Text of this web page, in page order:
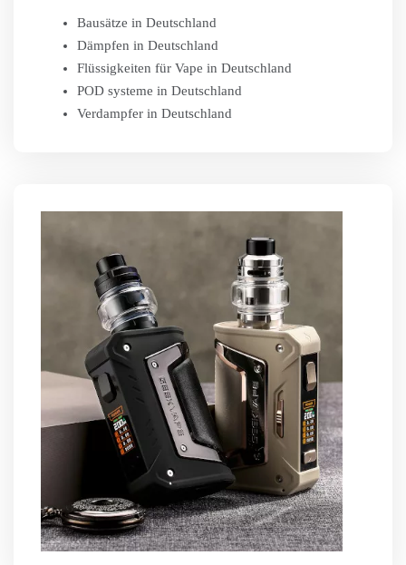
Bausätze in Deutschland
Dämpfen in Deutschland
Flüssigkeiten für Vape in Deutschland
POD systeme in Deutschland
Verdampfer in Deutschland